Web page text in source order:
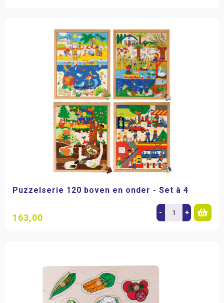
Puzzelserie 120 boven en onder - Set à 4
163,00 - +